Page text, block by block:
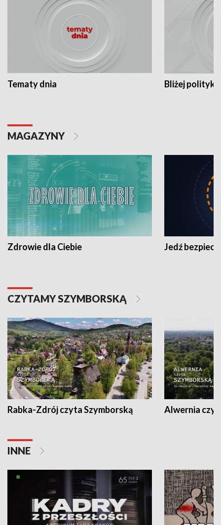
Tematy dnia Bliżej polityki
MAGAZYNY
Zdrowie dla Ciebie Jedź
CZYTAMY SZYMBORSKĄ
Rabka-Zdrój czyta Szymborską Alwernia
INNE